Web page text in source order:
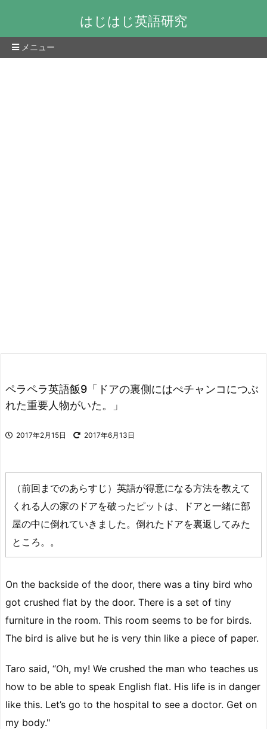
はじはじ英語研究
メニュー
ペラペラ英語飯9「ドアの裏側にはぺチャンコにつぶ
れた重要人物がいた。」
2017年2月15日 2017年6月13日
（前回までのあらすじ）英語が得意になる方法を教えて
くれる人の家のドアを破ったピットは、ドアと一緒に部
屋の中に倒れていきました。倒れたドアを裏返してみた
ところ。。
On the backside of the door, there was a tiny bird who
got crushed flat by the door. There is a set of tiny
furniture in the room. This room seems to be for birds.
The bird is alive but he is very thin like a piece of paper.
Taro said, “Oh, my! We crushed the man who teaches us
how to be able to speak English flat. His life is in danger
like this. Let’s go to the hospital to see a doctor. Get on
my body."